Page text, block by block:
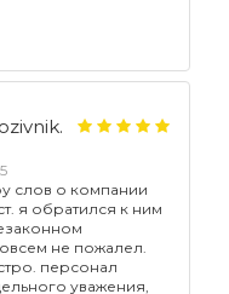
слов о компании
я обратился к ним
не пожалел.
персонал
уважения,